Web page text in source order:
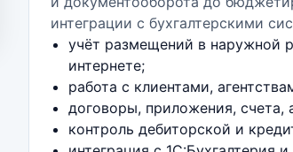
интеграции с бухгалтерскими
учёт размещений в наружной
интернете;
работа с клиентами,
договоры, приложения, счета,
контроль дебиторской и